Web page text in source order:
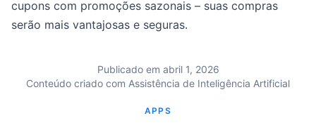
cupons com promoções sazonais – suas compras
serão mais vantajosas e seguras.
Publicado em abril 1, 2026
Conteúdo criado com Assistência de Inteligência Artificial
APPS